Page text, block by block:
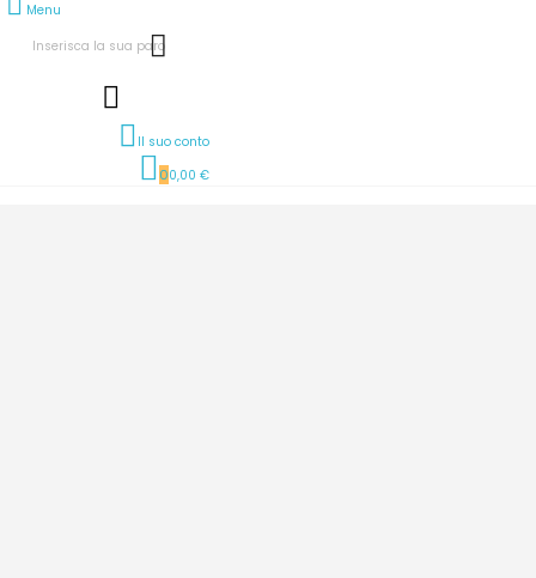
Menu
Il suo conto
00,00 €